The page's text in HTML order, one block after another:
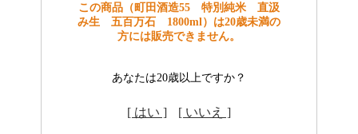
この商品（町田酒造55 特別純米 直汲
み生 五百万石 1800ml）は20歳未満の
方には販売できません。
あなたは20歳以上ですか？
[ はい ] [ いいえ ]